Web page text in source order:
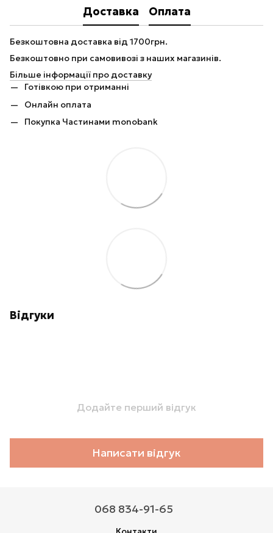
Доставка Оплата
Безкоштовна доставка від 1700грн.
Безкоштовно при самовивозі з наших магазинів.
Більше інформації про доставку
Готівкою при отриманні
Онлайн оплата
Покупка Частинами monobank
Відгуки
Додайте перший відгук
Написати відгук
068 834-91-65